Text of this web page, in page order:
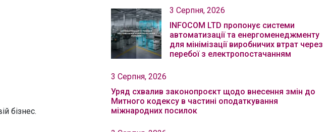
бізнес.
3 Серпня, 2026
INFOCOM LTD пропонує системи
автоматизації та енергоменеджменту
для мінімізації виробничих втрат через
перебої з електропостачанням
3 Серпня, 2026
Уряд схвалив законопроєкт щодо внесення змін до
Митного кодексу в частині оподаткування
міжнародних посилок